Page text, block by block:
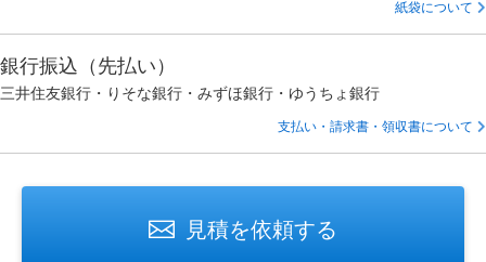
紙袋について
銀行振込（先払い）
三井住友銀行・りそな銀行・みずほ銀行・ゆうちょ銀行
支払い・請求書・領収書について
見積を依頼する